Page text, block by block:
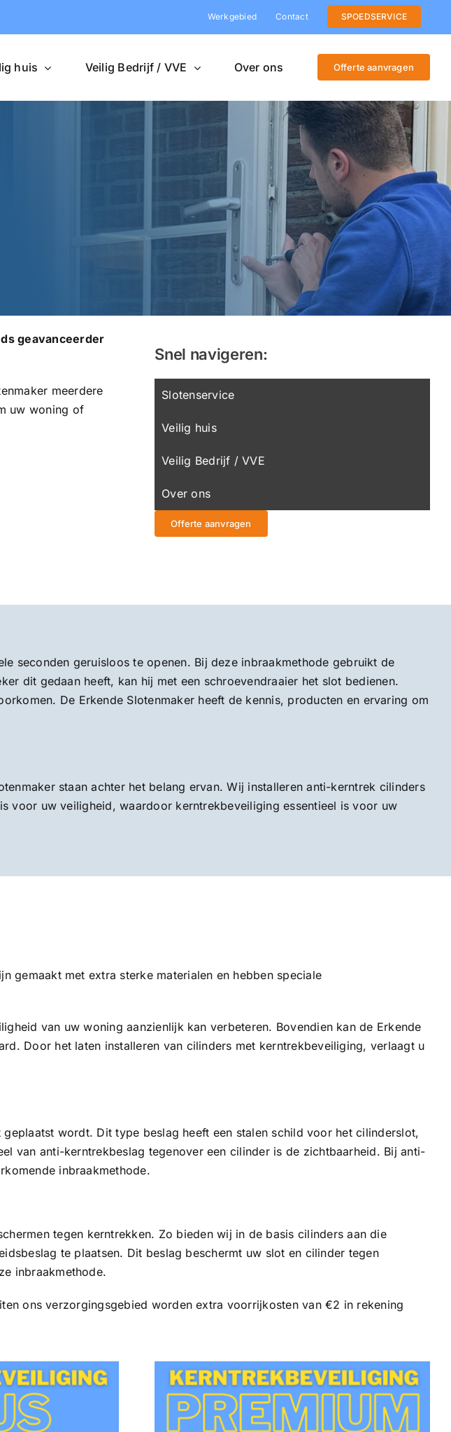
Werkgebied Contact SPOEDSERVICE
huis Veilig Bedrijf / VVE Over ons Offerte aanvragen
geavanceerder
meerdere
uw woning of
Snel navigeren:
Slotenservice
Veilig huis
Veilig Bedrijf / VVE
Over ons
Offerte aanvragen
seconden geruisloos te openen. Bij deze inbraakmethode gebruikt de
dit gedaan heeft, kan hij met een schroevendraaier het slot bedienen.
De Erkende Slotenmaker heeft de kennis, producten en ervaring om
staan achter het belang ervan. Wij installeren anti-kerntrek cilinders
voor uw veiligheid, waardoor kerntrekbeveiliging essentieel is voor uw
gemaakt met extra sterke materialen en hebben speciale
van uw woning aanzienlijk kan verbeteren. Bovendien kan de Erkende
Door het laten installeren van cilinders met kerntrekbeveiliging, verlaagt u
wordt. Dit type beslag heeft een stalen schild voor het cilinderslot,
van anti-kerntrekbeslag tegenover een cilinder is de zichtbaarheid. Bij anti-
inbraakmethode.
tegen kerntrekken. Zo bieden wij in de basis cilinders aan die
te plaatsen. Dit beslag beschermt uw slot en cilinder tegen
inbraakmethode.
ons verzorgingsgebied worden extra voorrijkosten van €2 in rekening